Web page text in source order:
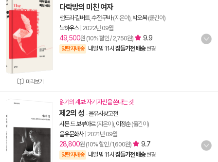
미리보기
다락방의 미친 여자
샌드라 길버트, 수전 구바(지은이), 박오복(옮긴이)
북하우스| 2022년 09월
49,500원 (10% 할인 / 2,750원) 9.9
양탄자배송 내일 밤 11시 잠들기전 배송 변경
읽기의 계보: 자기 자신을 쓴다는 것
제2의 성 -을유사상고전
시몬 드 보부아르(지은이), 이정순(옮긴이)
을유문화사| 2021년 09월
28,800원 (10% 할인 / 1,600원) 9.7
양탄자배송 내일 밤 11시 잠들기전 배송 변경